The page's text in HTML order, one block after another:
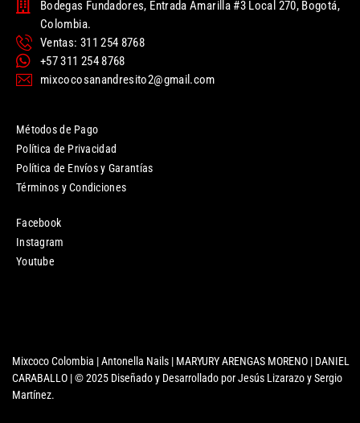
Bodegas Fundadores, Entrada Amarilla #3 Local 270, Bogotá,
Colombia.
Ventas: 311 254 8768
+57 311 254 8768
mixcocosanandresito2@gmail.com
Métodos de Pago
Política de Privacidad
Política de Envíos y Garantías
Términos y Condiciones
Facebook
Instagram
Youtube
Mixcoco Colombia | Antonella Nails | MARYURY ARENGAS MORENO | DANIEL
CARABALLO | © 2025 Diseñado y Desarrollado por Jesús Lizarazo y Sergio
Martínez.